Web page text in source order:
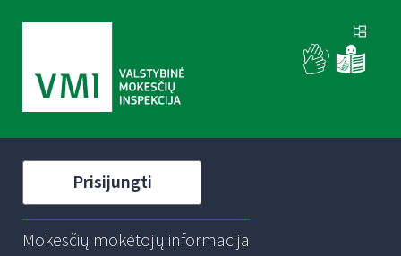
Prisijungti
Mokesčių mokėtojų informacija